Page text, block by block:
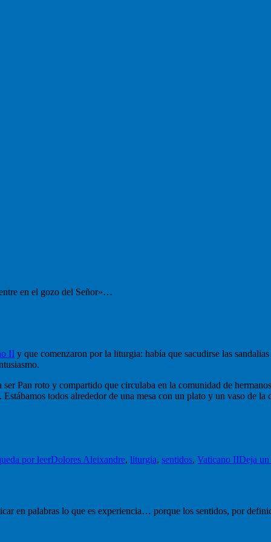
en el gozo del Señor»…
II y que comenzaron por la liturgia: había que sacudirse las
Pan roto y compartido que circulaba en la comunidad de
todos alrededor de una mesa con un plato y un vaso de
por leerDolores Aleixandre, liturgia, sentidos, Vaticano IIDeja un
en palabras lo que es experiencia… porque los sentidos, por